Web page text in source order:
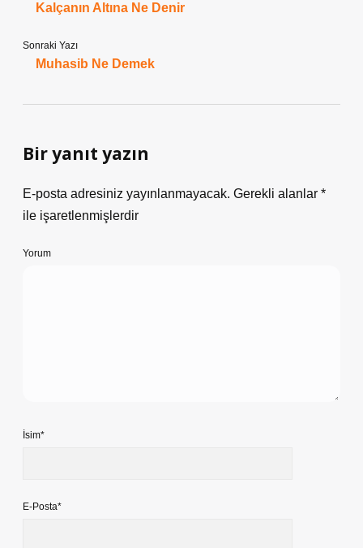
Kalçanın Altına Ne Denir
Sonraki Yazı
Muhasib Ne Demek
Bir yanıt yazın
E-posta adresiniz yayınlanmayacak. Gerekli alanlar *
ile işaretlenmişlerdir
Yorum
İsim*
E-Posta*